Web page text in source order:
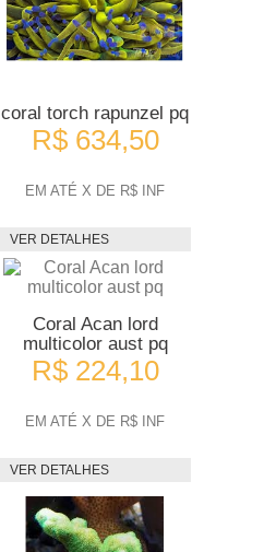
coral torch rapunzel pq
R$ 634,50
EM ATÉ X DE R$ INF
VER DETALHES
Coral Acan lord
multicolor aust pq
R$ 224,10
EM ATÉ X DE R$ INF
VER DETALHES